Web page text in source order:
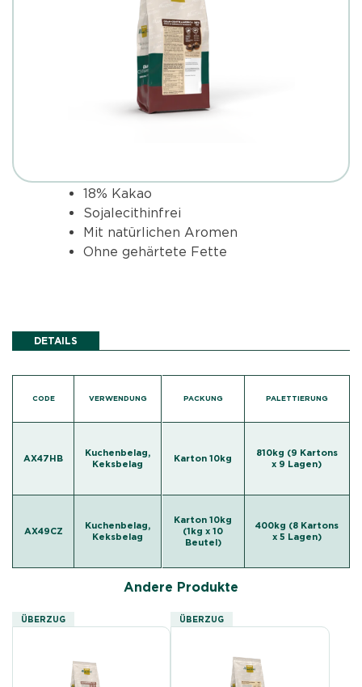
18% Kakao
Sojalecithinfrei
Mit natürlichen Aromen
Ohne gehärtete Fette
DETAILS
CODE VERWENDUNG
AX47HB
Kuchenbelag,
Keksbelag
AX49CZ
Kuchenbelag,
Keksbelag
PACKUNG PALETTIERUNG
Karton 10kg
810kg (9 Kartons
x 9 Lagen)
Karton 10kg
(1kg x 10
Beutel)
400kg (8 Kartons
x 5 Lagen)
Andere Produkte
ÜBERZUG ÜBERZUG